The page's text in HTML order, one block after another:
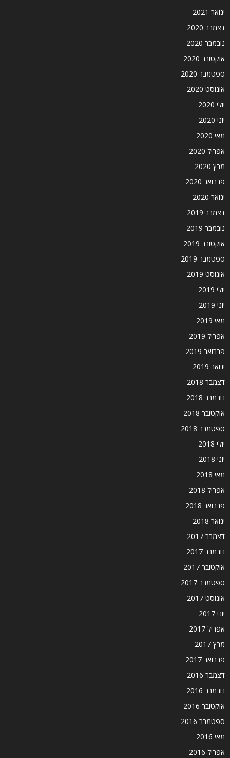
ינואר 2021
דצמבר 2020
נובמבר 2020
אוקטובר 2020
ספטמבר 2020
אוגוסט 2020
יולי 2020
יוני 2020
מאי 2020
אפריל 2020
מרץ 2020
פברואר 2020
ינואר 2020
דצמבר 2019
נובמבר 2019
אוקטובר 2019
ספטמבר 2019
אוגוסט 2019
יולי 2019
יוני 2019
מאי 2019
אפריל 2019
פברואר 2019
ינואר 2019
דצמבר 2018
נובמבר 2018
אוקטובר 2018
ספטמבר 2018
יולי 2018
יוני 2018
מאי 2018
אפריל 2018
פברואר 2018
ינואר 2018
דצמבר 2017
נובמבר 2017
אוקטובר 2017
ספטמבר 2017
אוגוסט 2017
יוני 2017
אפריל 2017
מרץ 2017
פברואר 2017
דצמבר 2016
נובמבר 2016
אוקטובר 2016
ספטמבר 2016
מאי 2016
אפריל 2016